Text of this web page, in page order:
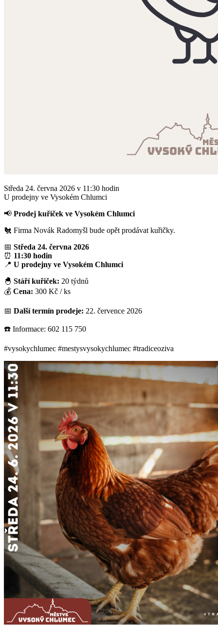
Středa 24. června 2026 v 11:30 hodin
U prodejny ve Vysokém Chlumci
📢 Prodej kuřiček ve Vysokém Chlumci
🐔 Firma Novák Radomyšl bude opět prodávat kuřičky.
📅 Středa 24. června 2026
⏰ 11:30 hodin
📍 U prodejny ve Vysokém Chlumci
🐣 Stáří kuřiček: 20 týdnů
💰 Cena: 300 Kč / ks
📅 Další termín prodeje: 22. července 2026
☎️ Informace: 602 115 750
#vysokychlumec #mestysvysokychlumec #tradiceoziva